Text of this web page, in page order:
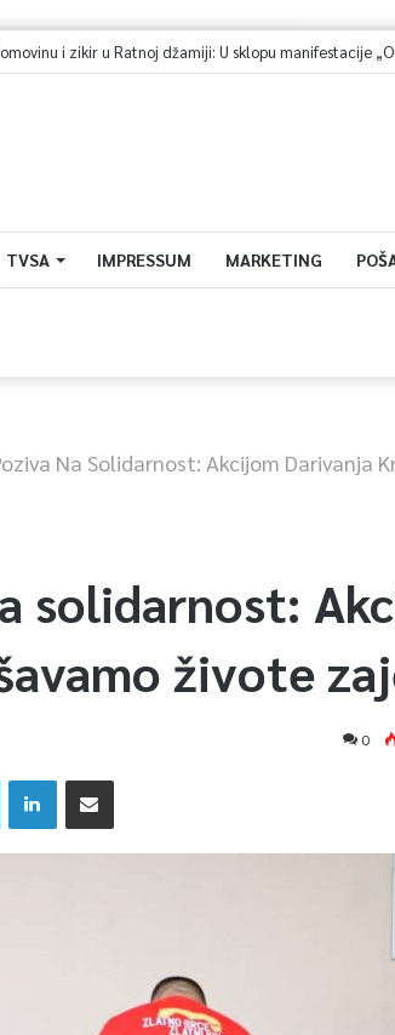
TVSA IMPRESSUM MARKETING
Na Solidarnost: Akcijom Darivanja
solidarnost:
živote
0